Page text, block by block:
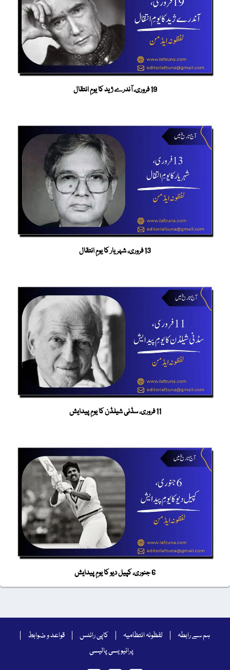
19 فروری، آندرے ژید کا یومِ انتقال
13 فروری، شہریار کا یومِ انتقال
11 فروری، سڈنی شیلڈن کا یومِ پیدایش
6 جنوری، کپیل دیو کا یومِ پیدایش
ہم سے رابطہ لفظونہ انتظامیہ کاپی رائٹس
قواعد و ضوابط
پرائیویسی پالیسی